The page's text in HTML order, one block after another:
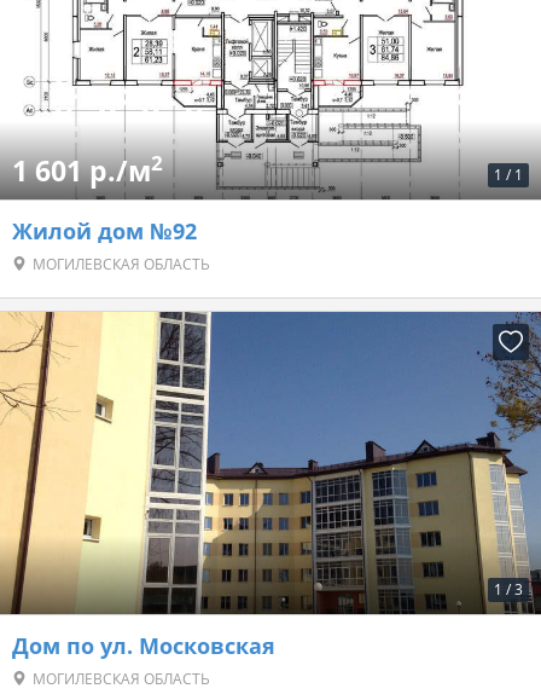
1 / 1
1 601 р./м2
Жилой дом №92
МОГИЛЕВСКАЯ ОБЛАСТЬ
1 /3
Дом по ул. Московская
МОГИЛЕВСКАЯ ОБЛАСТЬ